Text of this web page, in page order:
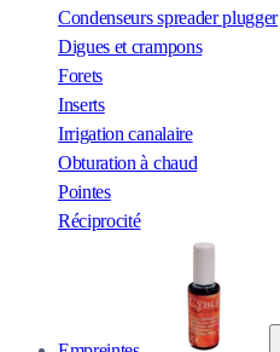
Condenseurs spreader plugger
Digues et crampons
Forets
Inserts
Irrigation canalaire
Obturation à chaud
Pointes
Réciprocité